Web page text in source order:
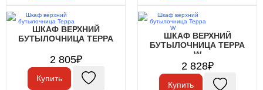
ШКАФ ВЕРХНИЙ
БУТЫЛОЧНИЦА ТЕРРА
2 805₽
Купить
ШКАФ ВЕРХНИЙ
БУТЫЛОЧНИЦА ТЕРРА
W
2 828₽
Купить